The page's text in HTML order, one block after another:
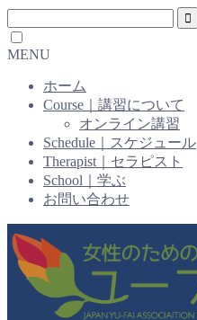
MENU
ホーム
Course｜講習について
オンライン講習
Schedule｜スケジュール
Therapist｜セラピスト
School｜学ぶ
お問い合わせ